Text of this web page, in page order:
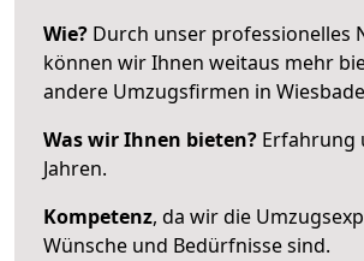
Wie? Durch unser professionelles
können wir Ihnen weitaus mehr
andere Umzugsfirmen in
Was wir Ihnen bieten? Erfahrung
Jahren.
Kompetenz, da wir die
Wünsche und Bedürfnisse sind.